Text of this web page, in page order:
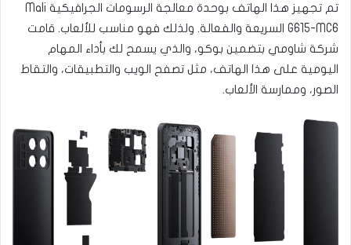
تم تجهيز هذا الهاتف بوحدة معالجة الرسومات الجرافيكية Mali
G615-MC6 السريعة والفعالة. ولذلك فهو مناسب للألعاب. قامت
شركة شاومي بتضمين بوكو، والذي يسمح لك بأداء المهام
اليومية على هذا الهاتف، مثل تصفح الويب والتطبيقات، والتقاط
الصور، وممارسة الألعاب.